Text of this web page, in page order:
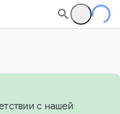
с нашей